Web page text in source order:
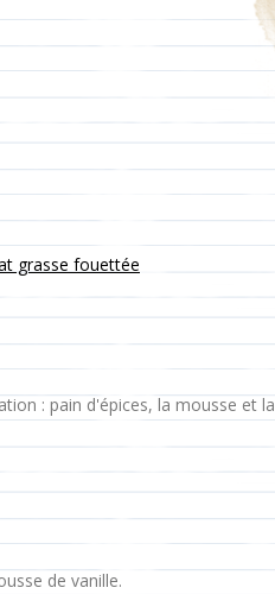
grasse fouettée
: pain d'épices, la mousse et
de vanille.